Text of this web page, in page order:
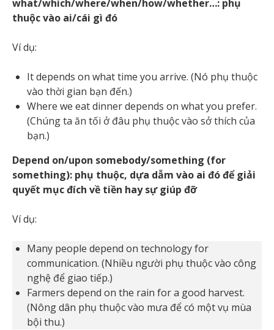
what/which/where/when/how/whether…: phụ
thuộc vào ai/cái gì đó
Ví dụ:
It depends on what time you arrive. (Nó phụ thuộc
vào thời gian bạn đến.)
Where we eat dinner depends on what you prefer.
(Chúng ta ăn tối ở đâu phụ thuộc vào sở thích của
bạn.)
Depend on/upon somebody/something (for
something): phụ thuộc, dựa dẫm vào ai đó để giải
quyết mục đích về tiền hay sự giúp đỡ
Ví dụ:
Many people depend on technology for
communication. (Nhiều người phụ thuộc vào công
nghệ để giao tiếp.)
Farmers depend on the rain for a good harvest.
(Nông dân phụ thuộc vào mưa để có một vụ mùa
bội thu.)